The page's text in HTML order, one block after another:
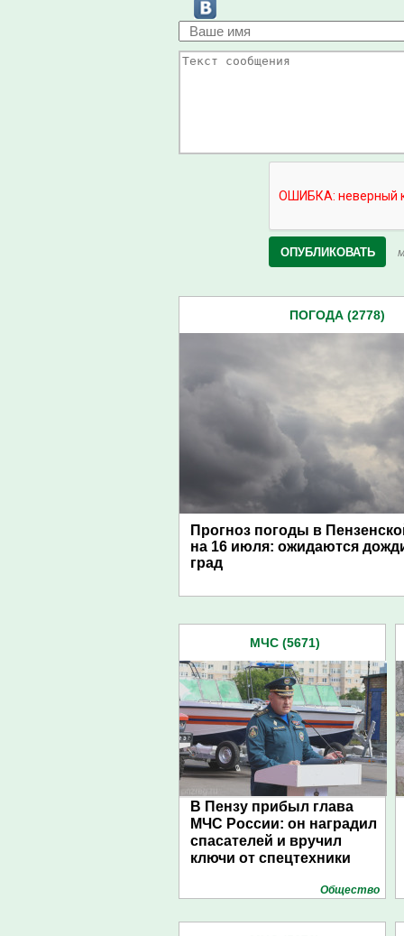
ПОГОДА (2778)
Прогноз погоды в
на 16 июля: ожидаются
град
МЧС (5671)
В Пензу прибыл глава
МЧС России: он наградил
спасателей и вручил
ключи от спецтехники
Общество